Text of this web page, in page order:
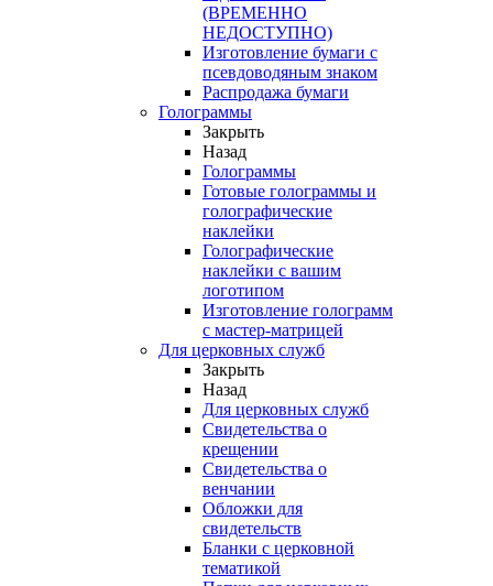
(ВРЕМЕННО
НЕДОСТУПНО)
Изготовление бумаги с
псевдоводяным знаком
Распродажа бумаги
Голограммы
Закрыть
Назад
Голограммы
Готовые голограммы и
голографические
наклейки
Голографические
наклейки с вашим
логотипом
Изготовление голограмм
с мастер-матрицей
Для церковных служб
Закрыть
Назад
Для церковных служб
Свидетельства о
крещении
Свидетельства о
венчании
Обложки для
свидетельств
Бланки с церковной
тематикой